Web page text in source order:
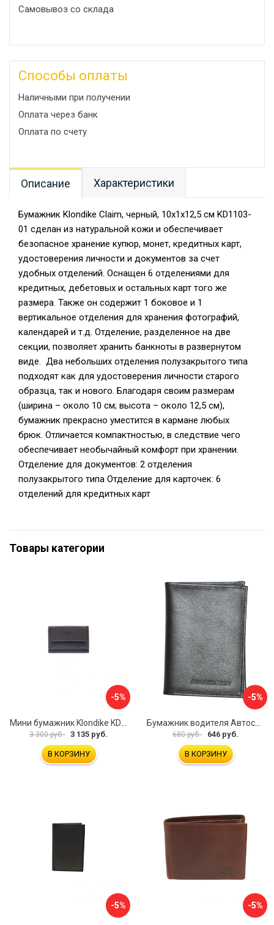
Самовывоз со склада
Способы оплаты
Наличными при получении
Оплата через банк
Оплата по счету
Описание Характеристики
Бумажник Klondike Claim, черный, 10х1х12,5 см KD1103-
01 сделан из натуральной кожи и обеспечивает
безопасное хранение купюр, монет, кредитных карт,
удостоверения личности и документов за счет
удобных отделений. Оснащен 6 отделениями для
кредитных, дебетовых и остальных карт того же
размера. Также он содержит 1 боковое и 1
вертикальное отделения для хранения фотографий,
календарей и т.д. Отделение, разделенное на две
секции, позволяет хранить банкноты в развернутом
виде. Два небольших отделения полузакрытого типа
подходят как для удостоверения личности старого
образца, так и нового. Благодаря своим размерам
(ширина – около 10 см; высота – около 12,5 см),
бумажник прекрасно уместится в кармане любых
брюк. Отличается компактностью, в следствие чего
обеспечивает необычайный комфорт при хранении.
Отделение для документов: 2 отделения
полузакрытого типа Отделение для карточек: 6
отделений для кредитных карт
Товары категории
-5%
3 300 руб. 3 135 руб.
В КОРЗИНУ
-5%
680 руб. 646 руб.
В КОРЗИНУ
-5% -5%